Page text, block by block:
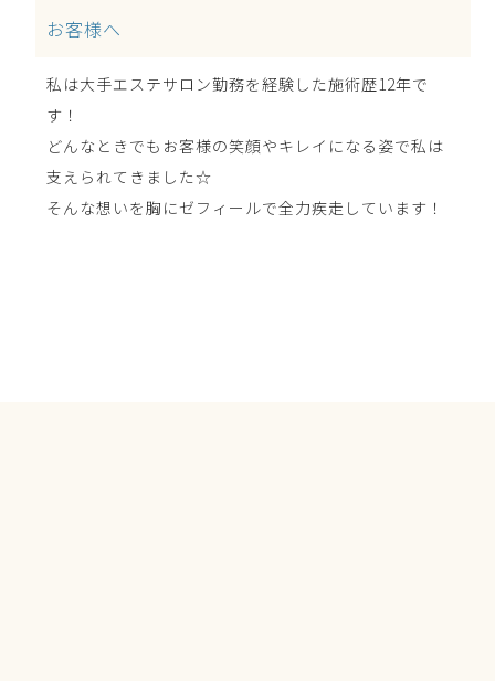
お客様へ
私は大手エステサロン勤務を経験した施術歴12年で
す！
どんなときでもお客様の笑顔やキレイになる姿で私は
支えられてきました☆
そんな想いを胸にゼフィールで全力疾走しています！